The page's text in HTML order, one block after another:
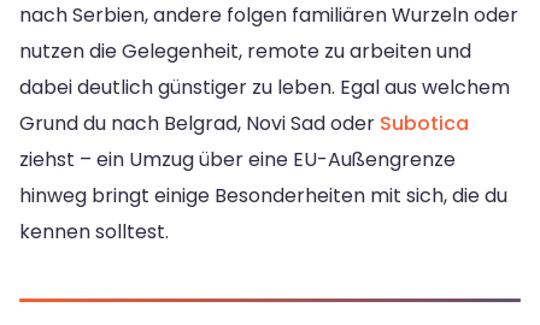
nach Serbien, andere folgen familiären Wurzeln oder
nutzen die Gelegenheit, remote zu arbeiten und
dabei deutlich günstiger zu leben. Egal aus welchem
Grund du nach Belgrad, Novi Sad oder Subotica
ziehst – ein Umzug über eine EU-Außengrenze
hinweg bringt einige Besonderheiten mit sich, die du
kennen solltest.